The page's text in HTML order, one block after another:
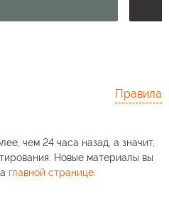
Правила
чем 24 часа назад, а значит,
Новые материалы вы
главной странице.